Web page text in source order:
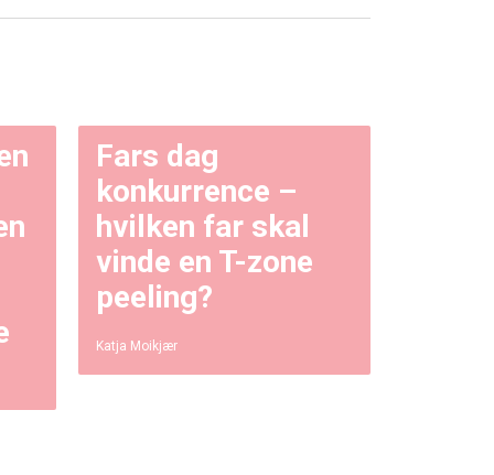
Fars dag
konkurrence –
hvilken far skal
vinde en T-zone
peeling?
Katja Moikjær